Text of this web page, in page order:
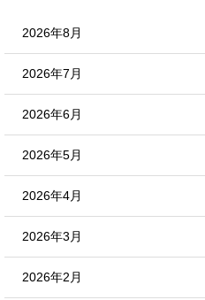
2026年8月
2026年7月
2026年6月
2026年5月
2026年4月
2026年3月
2026年2月